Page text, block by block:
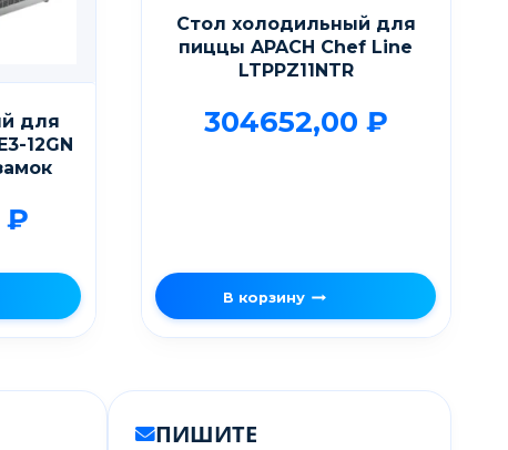
для
12GN
₽
Стол холодильный для
пиццы APACH Chef Line
LTPPZ11NTR
304652,00 ₽
В корзину
ПИШИТЕ